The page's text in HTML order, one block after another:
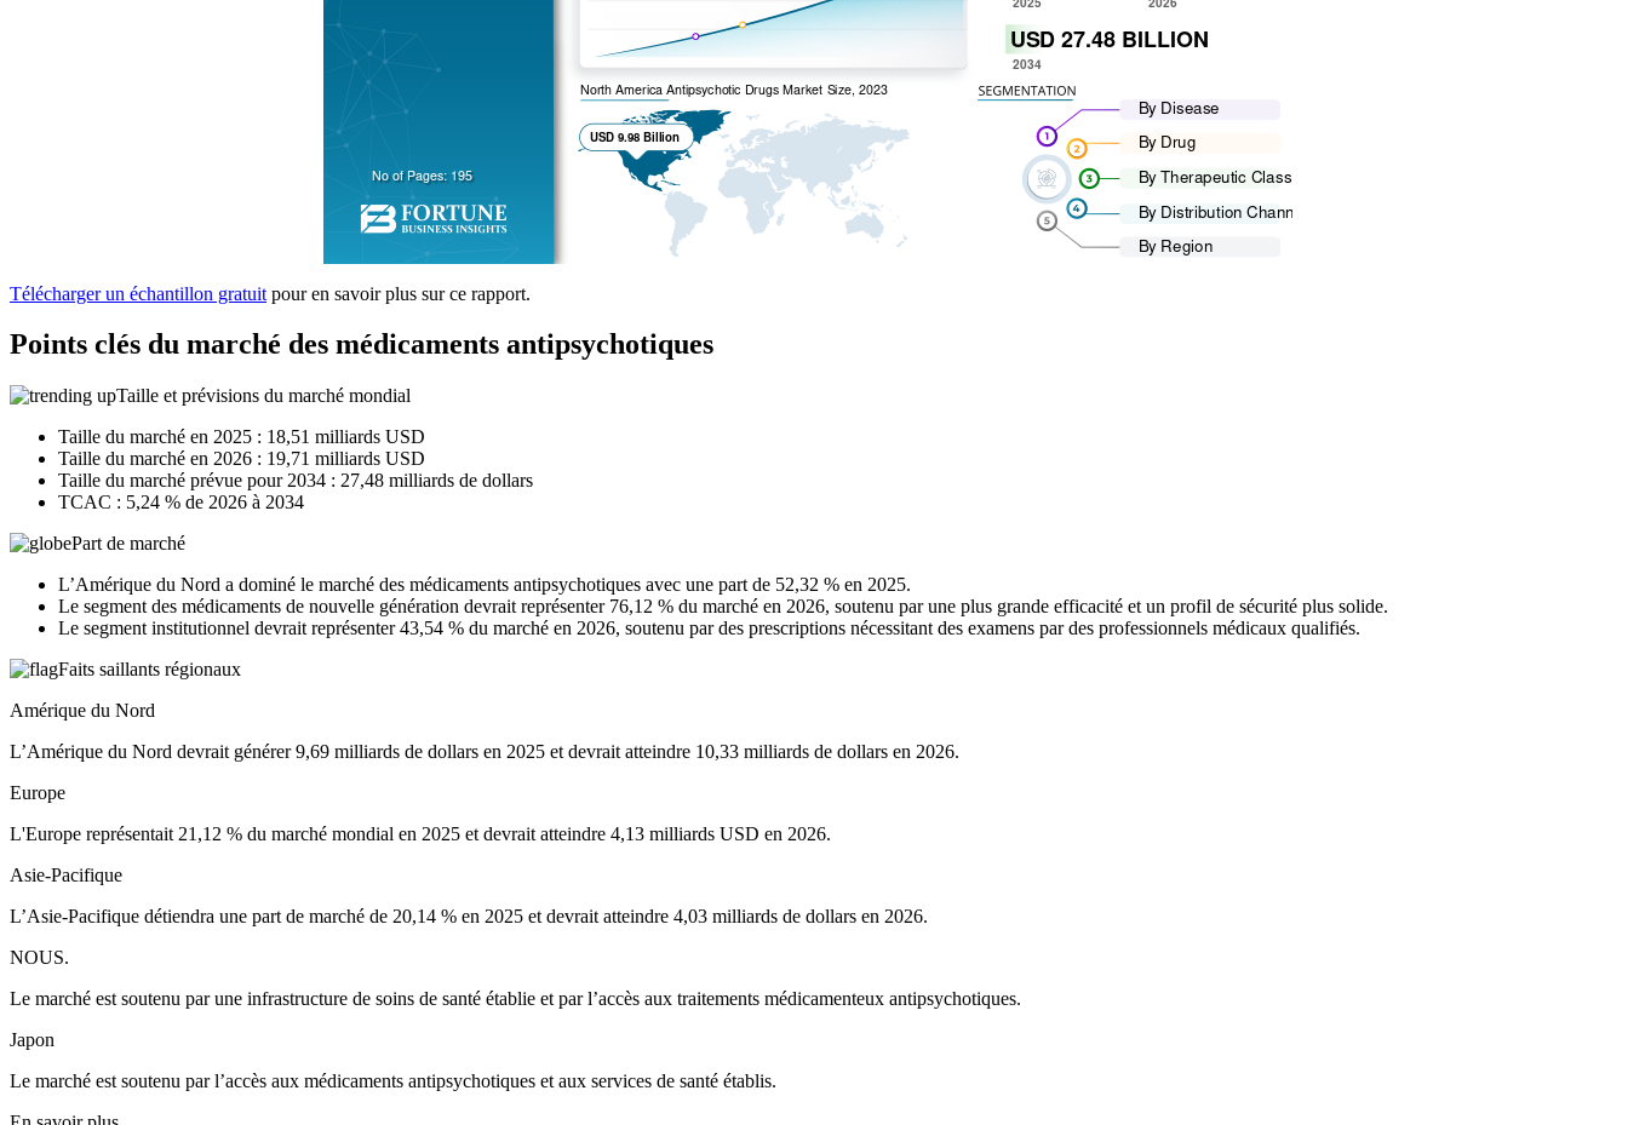
Télécharger un échantillon gratuit pour en savoir plus sur ce rapport.
Points clés du marché des médicaments antipsychotiques
Taille et prévisions du marché mondial
Taille du marché en 2025 : 18,51 milliards USD
Taille du marché en 2026 : 19,71 milliards USD
Taille du marché prévue pour 2034 : 27,48 milliards de dollars
TCAC : 5,24 % de 2026 à 2034
Part de marché
L’Amérique du Nord a dominé le marché des médicaments antipsychotiques avec une part de 52,32 % en 2025.
Le segment des médicaments de nouvelle génération devrait représenter 76,12 % du marché en 2026, soutenu par une plus grande efficacité et un profil de sécurité plus solide.
Le segment institutionnel devrait représenter 43,54 % du marché en 2026, soutenu par des prescriptions nécessitant des examens par des professionnels médicaux qualifiés.
Faits saillants régionaux
Amérique du Nord
L’Amérique du Nord devrait générer 9,69 milliards de dollars en 2025 et devrait atteindre 10,33 milliards de dollars en 2026.
Europe
L'Europe représentait 21,12 % du marché mondial en 2025 et devrait atteindre 4,13 milliards USD en 2026.
Asie-Pacifique
L’Asie-Pacifique détiendra une part de marché de 20,14 % en 2025 et devrait atteindre 4,03 milliards de dollars en 2026.
NOUS.
Le marché est soutenu par une infrastructure de soins de santé établie et par l’accès aux traitements médicamenteux antipsychotiques.
Japon
Le marché est soutenu par l’accès aux médicaments antipsychotiques et aux services de santé établis.